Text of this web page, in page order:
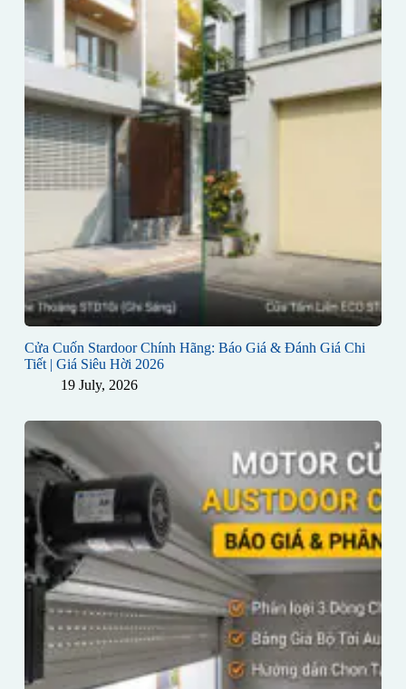
Cửa Cuốn Stardoor Chính Hãng: Báo Giá & Đánh Giá Chi
Tiết | Giá Siêu Hời 2026
19 July, 2026